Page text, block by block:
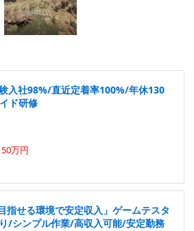
入社98%/直近定着率100%/年休130
ド研修
万円
指せる環境で安定収入」ゲームテスタ
/シンプル作業/高収入可能/安定勤務